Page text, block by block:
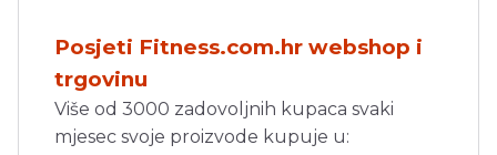
Posjeti Fitness.com.hr webshop i
trgovinu
Više od 3000 zadovoljnih kupaca svaki
mjesec svoje proizvode kupuje u: